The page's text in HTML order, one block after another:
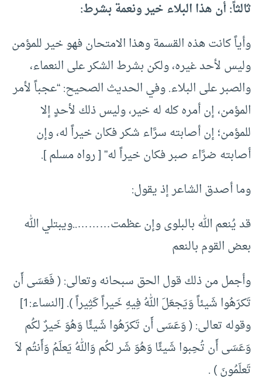
ثالثاً: أن هذا البلاء خير ونعمة بشرط:
وأياً كانت هذه القسمة وهذا الامتحان فهو خير للمؤمن
وليس لأحد غيره، ولكن بشرط الشكر على النعماء،
والصبر على البلاء. وفي الحديث الصحيح: “عجباً لأمر
المؤمن، إن أمره كله له خير، وليس ذلك لأحدٍ إلا
للمؤمن؛ إن أصابته سرَّاء شكر فكان خيراً له، وإن
أصابته ضرَّاء صبر فكان خيراً له” [ رواه مسلم ].
وما أصدق الشاعر إذ يقول:
قد يُنعم الله بالبلوى وإن عظمت………..ويبتلي الله
بعض القوم بالنعم
وأجمل من ذلك قول الحق سبحانه وتعالى: ( فَعَسَى أَن
تَكرَهُوا شَيئاً وَيَجعَلَ اللهُ فِيهِ خَيراً كَثِيراً ). [النساء:1]
وقوله تعالى: ( وَعَسَى أَن تَكرَهُوا شَيئًا وَهُوَ خَيرٌ لكُم
وَعَسَى أَن تُحِبوا شَيئًا وَهُوَ شَر لكُم وَاللهُ يَعلَمُ وَأَنتُم لاَ
تَعلَمُونَ ) .